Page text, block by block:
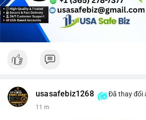
Lời khuyên cho nhà đầu tư nhỏ lẻ: Theo
dòng tiền này trong 24-48 giờ tới. Nếu
giao dịch, hãy thận trọng với khả năng
nhắc chốt lời một phần. Ngược lại, nếu
#152dot5btc
usasafebiz1268 Đã thay đổi
11 m